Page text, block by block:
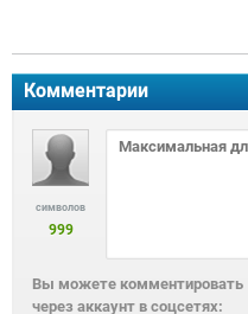
Комментарии
символов
999
Вы можете комментировать
через аккаунт в соцсетях: